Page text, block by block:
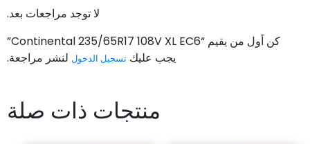
لا توجد مراجعات بعد.
كن أول من يقيم “Continental 235/65R17 108V XL EC6”
يجب عليك تسجيل الدخول لنشر مراجعة.
منتجات ذات صلة